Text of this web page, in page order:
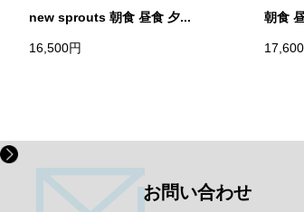
new sprouts 朝食 昼食 夕...
16,500円
朝食
お問い合わせ